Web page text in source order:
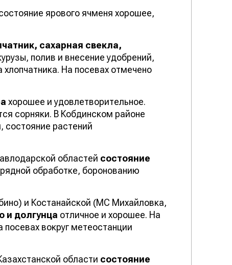
ярового ячменя хорошее,
сахарная свекла,
полив и внесение удобрений,
На посевах отмечено
хорошее и удовлетворительное.
сорняки. В Кобдинском районе
состояние растений
областей состояние
обработке, боронованию
и Костанайской (МС Михайловка,
и долгунца отличное и хорошее. На
вокруг метеостанции
области состояние